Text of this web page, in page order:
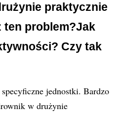
praktycznie
ten problem?Jak
Czy tak
jednostki. Bardzo
w drużynie